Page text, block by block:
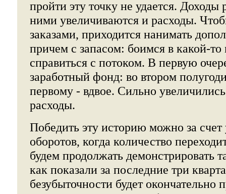
пройти эту точку не удается. Доходы
ними увеличиваются и расходы.
заказами, приходится нанимать
причем с запасом: боимся в какой-
справиться с потоком. В первую
заработный фонд: во втором
первому - вдвое. Сильно
расходы.
Победить эту историю можно за счет
оборотов, когда количество
будем продолжать демонстрировать
как показали за последние три
безубыточности будет окончательно